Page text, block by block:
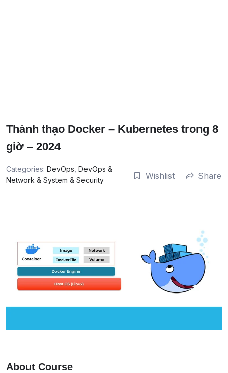
Thành thạo Docker – Kubernetes trong 8
giờ – 2024
Categories: DevOps DevOps &
Network & System & Security
Wishlist Share
About Course